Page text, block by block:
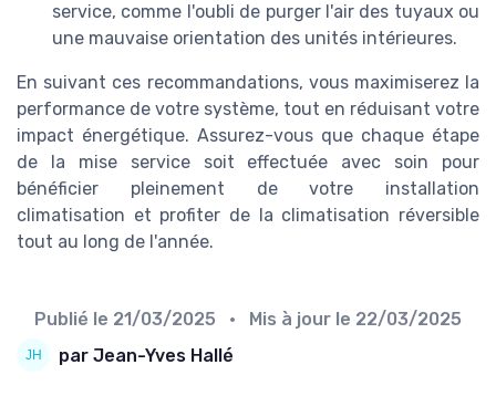
service, comme l'oubli de purger l'air des tuyaux ou
une mauvaise orientation des unités intérieures.
En suivant ces recommandations, vous maximiserez la
performance de votre système, tout en réduisant votre
impact énergétique. Assurez-vous que chaque étape
de la mise service soit effectuée avec soin pour
bénéficier pleinement de votre installation
climatisation et profiter de la climatisation réversible
tout au long de l'année.
Publié le 21/03/2025 • Mis à jour le 22/03/2025
par Jean-Yves Hallé